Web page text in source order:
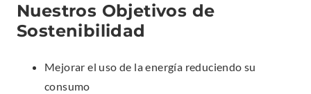
Nuestros Objetivos de
Sostenibilidad
Mejorar el uso de la energía reduciendo su
consumo